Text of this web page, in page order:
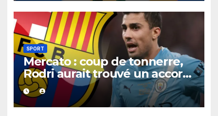
SPORT
Mercato : coup de tonnerre,
Rodri aurait trouvé un accord
XXL avec le Barça pour un
contrat jusqu’en 2030.